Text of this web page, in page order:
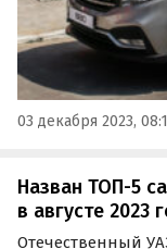
03 декабря 2023,
Назван ТОП-5
в августе 2023
Отечественный